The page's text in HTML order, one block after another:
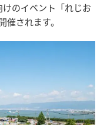
のイベント「れじお
されます。